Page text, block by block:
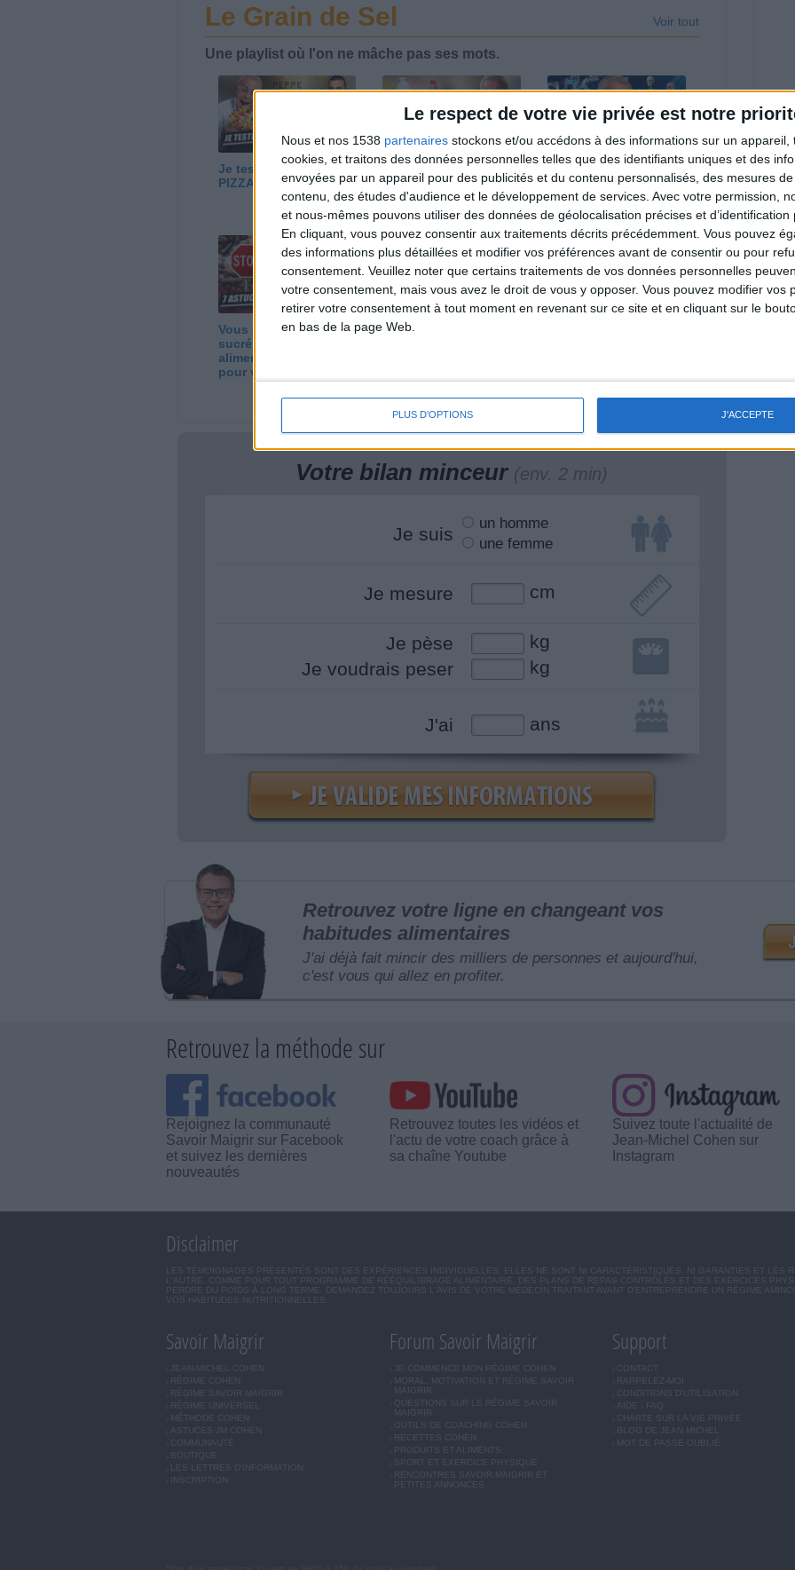
Le respect de votre vie privée est notre
Nous et nos 1538 partenaires stockons et/ou accédons à des informations sur un appareil,
cookies, et traitons des données personnelles telles que des identifiants uniques et des
envoyées par un appareil pour des publicités et du contenu personnalisés, des mesures
contenu, des études d'audience et le développement de services. Avec votre permission,
et nous-mêmes pouvons utiliser des données de géolocalisation précises et d’identification
En cliquant, vous pouvez consentir aux traitements décrits précédemment. Vous pouvez
des informations plus détaillées et modifier vos préférences avant de consentir ou pour
consentement. Veuillez noter que certains traitements de vos données personnelles
votre consentement, mais vous avez le droit de vous y opposer. Vous pouvez modifier vos
retirer votre consentement à tout moment en revenant sur ce site et en cliquant sur le
en bas de la page Web.
PLUS D'OPTIONS J'ACCEPTE
Le Grain de Sel Voir tout
Une playlist où l'on ne mâche pas ses mots.
Je teste la MEILLEURE
PIZZA du MONDE !
Eau Cristaline, Coca-
Cola… Voici ce que les
Français achètent le
plus !
Trop de protéines ?
Voici enfin les bonnes
quantités pour toutes
et tous
Vous craquez sur le
sucré ? 7 astuces
alimentaires simples
pour vous libérer
Noix, amandes,
Votre bilan minceur (env. 2 min)
Je suis
un homme
une femme
Je mesure cm
Je pèse
kg
Je voudrais peser
kg
J'ai ans
Retrouvez votre ligne en changeant vos
habitudes alimentaires
J'ai déjà fait mincir des milliers de personnes et aujourd'hui,
c'est vous qui allez en profiter.
Retrouvez la méthode sur
Rejoignez la communauté
Savoir Maigrir sur Facebook
et suivez les dernières
nouveautés
Retrouvez toutes les vidéos et
l'actu de votre coach grâce à
sa chaîne Youtube
Suivez toute l'actualité de
Jean-Michel Cohen sur
Instagram
Disclaimer
LES TÉMOIGNAGES PRÉSENTÉS SONT DES EXPÉRIENCES INDIVIDUELLES. ELLES NE SONT NI CARACTÉRISTIQUES, NI GARANTIES ET LES
L'AUTRE. COMME POUR TOUT PROGRAMME DE RÉÉQUILIBRAGE ALIMENTAIRE, DES PLANS DE REPAS CONTRÔLÉS ET DES EXERCICES
PERDRE DU POIDS À LONG TERME. DEMANDEZ TOUJOURS L'AVIS DE VOTRE MÉDECIN TRAITANT AVANT D'ENTREPRENDRE UN RÉGIME
VOS HABITUDES NUTRITIONNELLES.
Savoir Maigrir
JEAN-MICHEL COHEN
RÉGIME COHEN
RÉGIME SAVOIR MAIGRIR
RÉGIME UNIVERSEL
ASTUCES JM COHEN
COMMUNAUTÉ
LES LETTRES D'INFORMATION
INSCRIPTION
Forum Savoir Maigrir
JE COMMENCE MON RÉGIME COHEN
MORAL, MOTIVATION ET RÉGIME SAVOIR
MAIGRIR
QUESTIONS SUR LE RÉGIME SAVOIR
MAIGRIR
OUTILS DE COACHING COHEN
RECETTES COHEN
PRODUITS ET ALIMENTS
SPORT ET EXERCICE PHYSIQUE
RENCONTRES SAVOIR MAIGRIR ET
PETITES ANNONCES
Support
CONTACT
RAPPELEZ-MOI
CONDITIONS D'UTILISATION
AIDE - FAQ
CHARTE SUR LA VIE PRIVÉE
BLOG DE JEAN MICHEL
MOT DE PASSE OUBLIÉ